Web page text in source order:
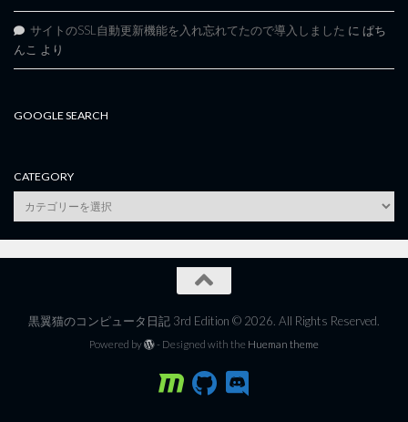
サイトのSSL自動更新機能を入れ忘れてたので導入しました に ぱち
んこ より
GOOGLE SEARCH
CATEGORY
category
黒翼猫のコンピュータ日記 3rd Edition © 2026. All Rights Reserved.
Powered by - Designed with the Hueman theme